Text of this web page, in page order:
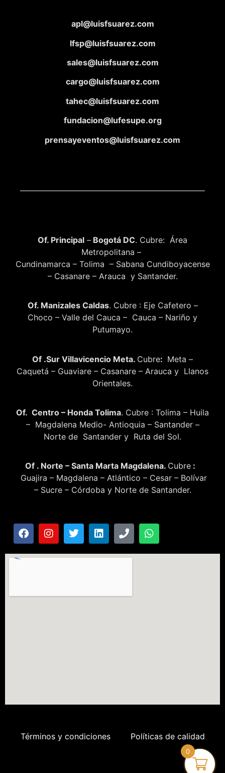
apl@luisfsuarez.com
lfsp@luisfsuarez.com
sales@luisfsuarez.com
cargo@luisfsuarez.com
tahec@luisfsuarez.com
fundacion@lufesupe.org
prensayeventos@luisfsuarez.com
Of. Principal – Bogotá DC. Cubre: Área
Metropolitana –
Cundinamarca – Tolima – Sabana Cundiboyacense
– Casanare – Arauca y Santander.
Of. Manizales Caldas. Cubre : Eje Cafetero –
Choco – Valle del Cauca – Cauca – Nariño y
Putumayo.
Of .Sur Villavicencio Meta. Cubre: Meta –
Caquetá – Guaviare – Casanare – Arauca y Llanos
Orientales.
Of. Centro – Honda Tolima. Cubre : Tolima – Huila
– Magdalena Medio- Antioquia – Santander –
Norte de Santander y Ruta del Sol.
Of . Norte – Santa Marta Magdalena. Cubre :
Guajira – Magdalena – Atlántico – Cesar – Bolívar
– Sucre – Córdoba y Norte de Santander.
Términos y condiciones Políticas de calidad
0